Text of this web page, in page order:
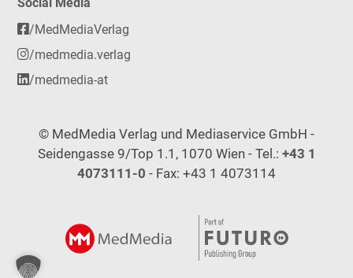
/MedMediaVerlag
/medmedia.verlag
/medmedia-at
© MedMedia Verlag und Mediaservice GmbH -
Seidengasse 9/Top 1.1, 1070 Wien - Tel.: +43 1
4073111-0 - Fax: +43 1 4073114